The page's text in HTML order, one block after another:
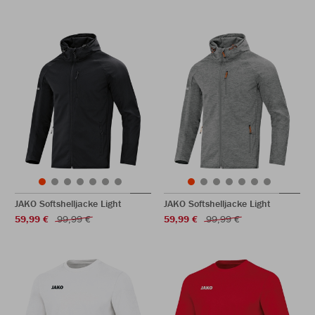
JAKO Softshelljacke Light
59,99 €
99,99 €
JAKO Softshelljacke Light
59,99 €
99,99 €